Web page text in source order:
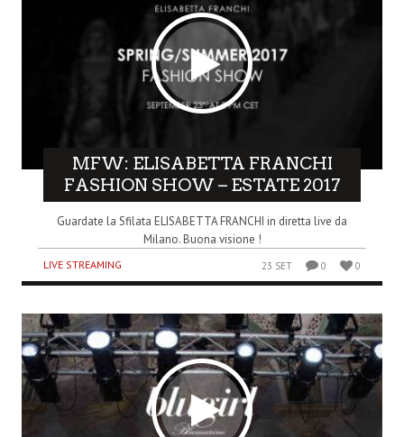
MFW: ELISABETTA FRANCHI
FASHION SHOW – ESTATE 2017
Guardate la Sfilata ELISABETTA FRANCHI in diretta live da
Milano. Buona visione !
LIVE STREAMING 23 SET 0 0